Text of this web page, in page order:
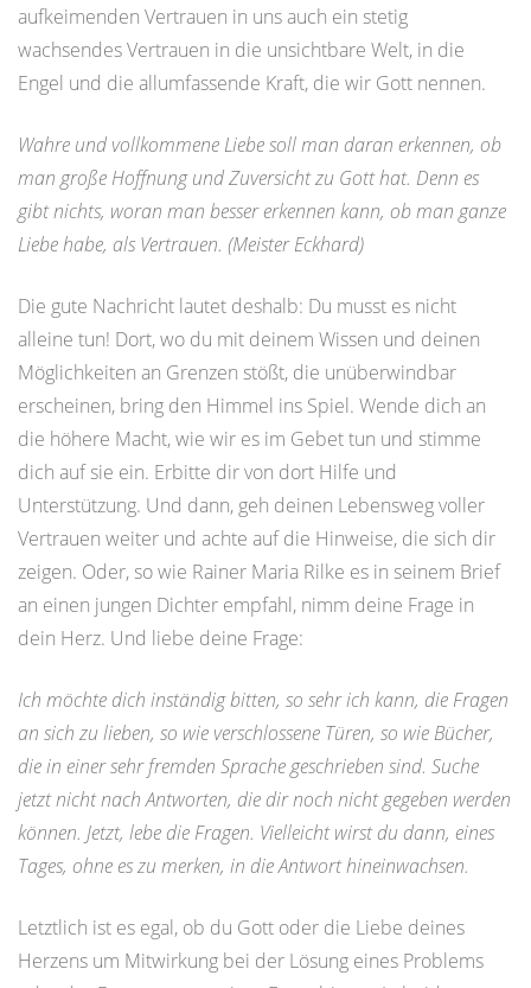
aufkeimenden Vertrauen in uns auch ein stetig
wachsendes Vertrauen in die unsichtbare Welt, in die
Engel und die allumfassende Kraft, die wir Gott nennen.
Wahre und vollkommene Liebe soll man daran erkennen, ob
man große Hoffnung und Zuversicht zu Gott hat. Denn es
gibt nichts, woran man besser erkennen kann, ob man ganze
Liebe habe, als Vertrauen. (Meister Eckhard)
Die gute Nachricht lautet deshalb: Du musst es nicht
alleine tun! Dort, wo du mit deinem Wissen und deinen
Möglichkeiten an Grenzen stößt, die unüberwindbar
erscheinen, bring den Himmel ins Spiel. Wende dich an
die höhere Macht, wie wir es im Gebet tun und stimme
dich auf sie ein. Erbitte dir von dort Hilfe und
Unterstützung. Und dann, geh deinen Lebensweg voller
Vertrauen weiter und achte auf die Hinweise, die sich dir
zeigen. Oder, so wie Rainer Maria Rilke es in seinem Brief
an einen jungen Dichter empfahl, nimm deine Frage in
dein Herz. Und liebe deine Frage:
Ich möchte dich inständig bitten, so sehr ich kann, die Fragen
an sich zu lieben, so wie verschlossene Türen, so wie Bücher,
die in einer sehr fremden Sprache geschrieben sind. Suche
jetzt nicht nach Antworten, die dir noch nicht gegeben werden
können. Jetzt, lebe die Fragen. Vielleicht wirst du dann, eines
Tages, ohne es zu merken, in die Antwort hineinwachsen.
Letztlich ist es egal, ob du Gott oder die Liebe deines
Herzens um Mitwirkung bei der Lösung eines Problems